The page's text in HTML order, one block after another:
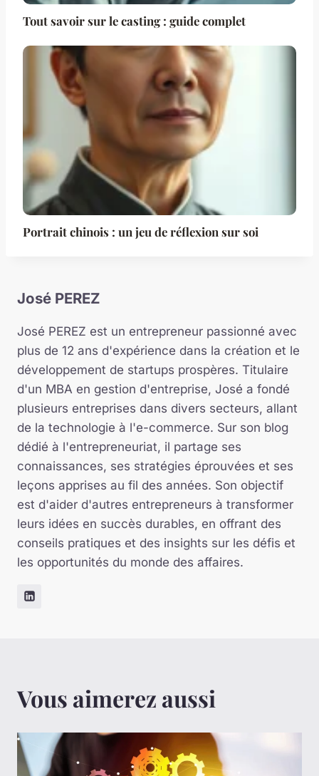
Tout savoir sur le casting : guide complet
Portrait chinois : un jeu de réflexion sur soi
José PEREZ
José PEREZ est un entrepreneur passionné avec
plus de 12 ans d'expérience dans la création et le
développement de startups prospères. Titulaire
d'un MBA en gestion d'entreprise, José a fondé
plusieurs entreprises dans divers secteurs, allant
de la technologie à l'e-commerce. Sur son blog
dédié à l'entrepreneuriat, il partage ses
connaissances, ses stratégies éprouvées et ses
leçons apprises au fil des années. Son objectif
est d'aider d'autres entrepreneurs à transformer
leurs idées en succès durables, en offrant des
conseils pratiques et des insights sur les défis et
les opportunités du monde des affaires.
Vous aimerez aussi